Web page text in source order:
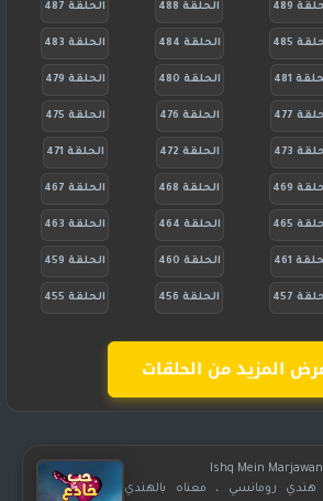
489 الحلقة 488 الحلقة 487
485 الحلقة 484 الحلقة 483
481 الحلقة 480 الحلقة 479
477 الحلقة 476 الحلقة 475
473 الحلقة 472 الحلقة 471
469 الحلقة 468 الحلقة 467
465 الحلقة 464 الحلقة 463
461 الحلقة 460 الحلقة 459
457 الحلقة 456 الحلقة 455
المزيد من الحلقات
رومانسي ، معناه بالهندي